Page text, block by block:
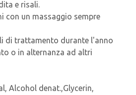
e risali.
con un massaggio sempre
di trattamento durante l'anno
o in alternanza ad altri
Alcohol denat.,Glycerin,